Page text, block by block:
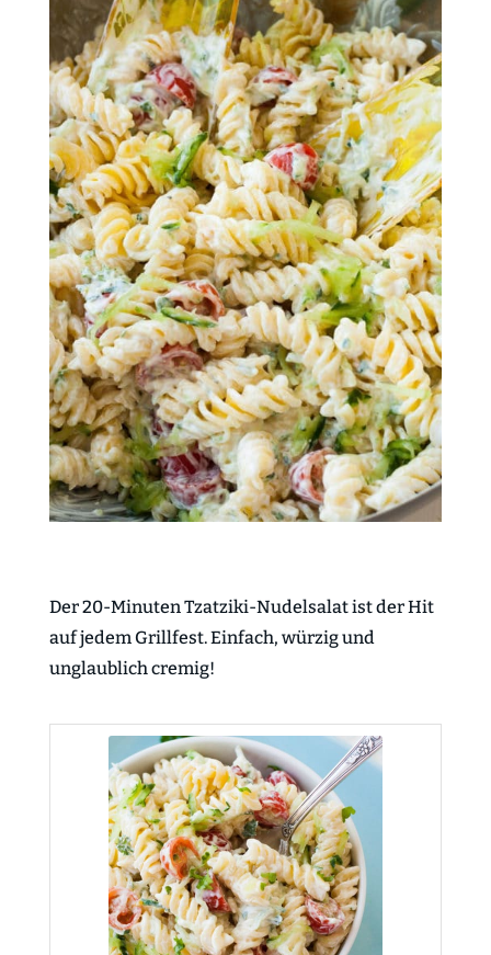
Der 20-Minuten Tzatziki-Nudelsalat ist der Hit
auf jedem Grillfest. Einfach, würzig und
unglaublich cremig!